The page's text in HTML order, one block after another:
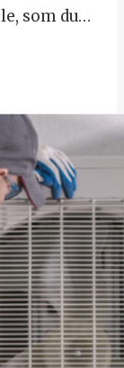
som du…